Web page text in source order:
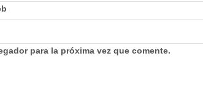
para la próxima vez que comente.